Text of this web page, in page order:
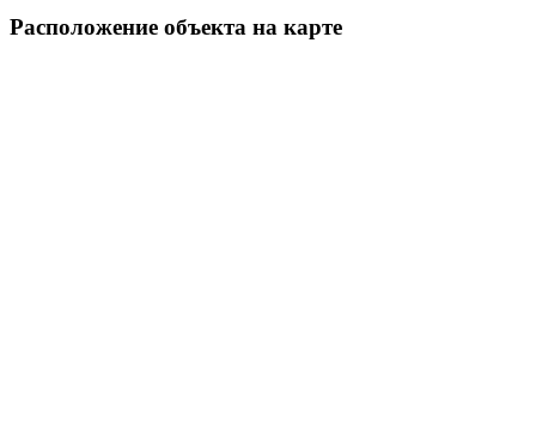
Расположение объекта на карте